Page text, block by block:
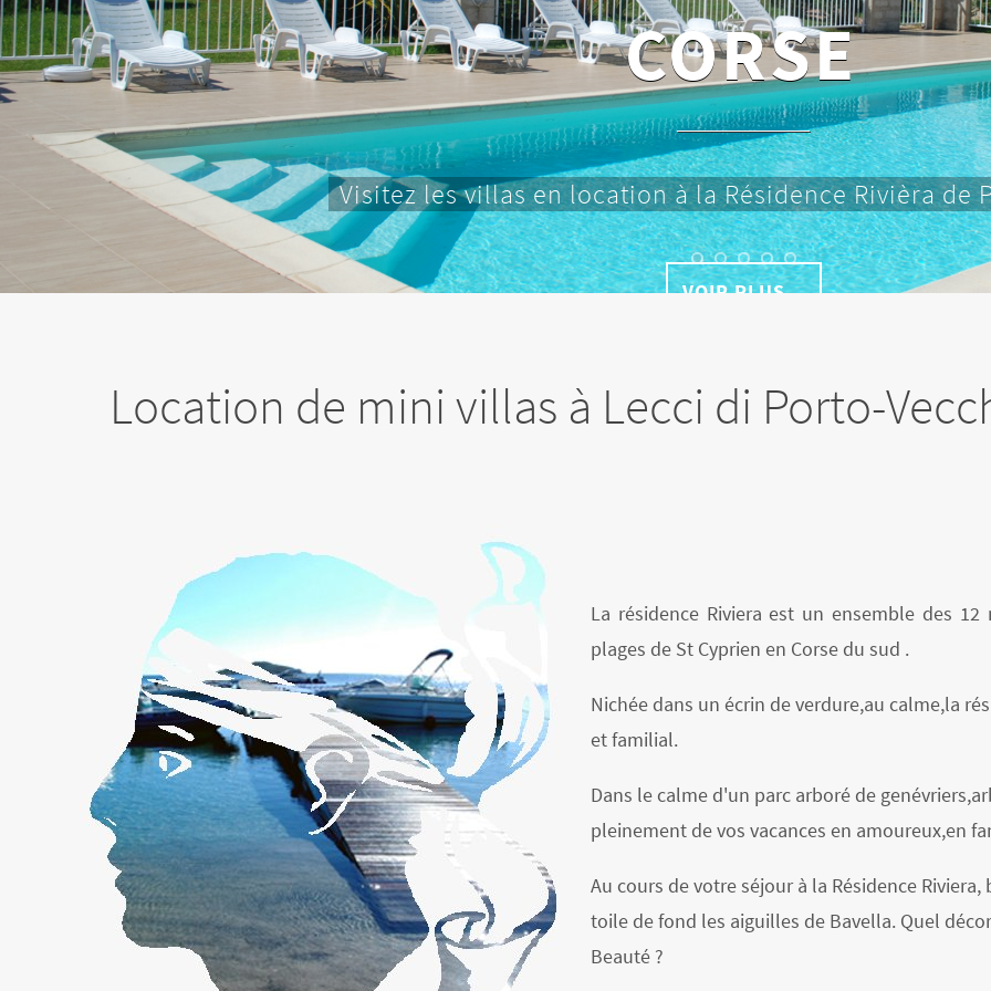
RIVIÈRA
Pratiquez vos loisirs favoris lors de vos vacances en
VOIR PLUS...
Location de mini villas à Lecci di Porto-
La résidence Riviera est un ensemble des
plages de St Cyprien en Corse du sud .
Nichée dans un écrin de verdure,au calme,la
et familial.
Dans le calme d'un parc arboré de
pleinement de vos vacances en amoureux,en
Au cours de votre séjour à la Résidence
toile de fond les aiguilles de Bavella. Quel
Beauté ?